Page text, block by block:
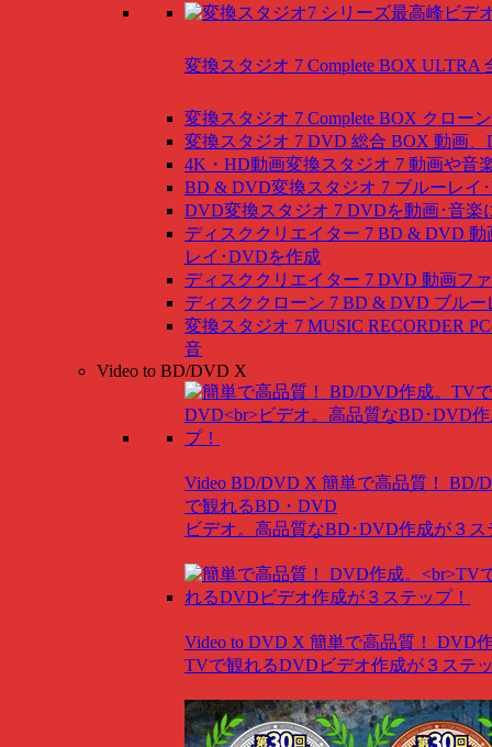
変換スタジオ 7 Complete BOX ULTRA
変換スタジオ 7 Complete BOX クロー
変換スタジオ 7 DVD 総合 BOX 動画、
4K・HD動画変換スタジオ 7 動画や音
BD & DVD変換スタジオ 7 ブルーレイ
DVD変換スタジオ 7 DVDを動画･音楽
ディスククリエイター 7 BD & DVD 動
レイ･DVDを作成
ディスククリエイター 7 DVD 動画フ
ディスククローン 7 BD & DVD ブルー
変換スタジオ 7 MUSIC RECORDER
音
Video to BD/DVD X
Video BD/DVD X 簡単で高品質！ BD/
で観れるBD・DVD
ビデオ。高品質なBD･DVD作成が３ス
Video to DVD X 簡単で高品質！ DVD
TVで観れるDVDビデオ作成が３ステ